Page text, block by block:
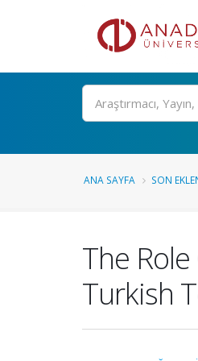
Ara
ANA SAYFA SON
The
Turkish